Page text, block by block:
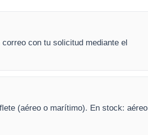
con tu solicitud mediante el
(aéreo o marítimo). En stock: aéreo